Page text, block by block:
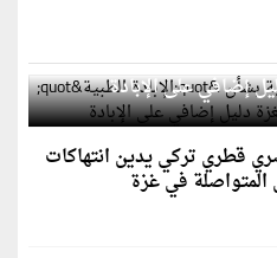
بشأن "الإبادة الطبية"
إضافي على الإبادة
قطري تركي يدين انتهاكات
المتواصلة في غزة